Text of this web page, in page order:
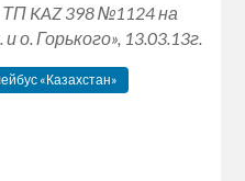
ТП KAZ 398 №1124 на
о. Горького», 13.03.13г.
«Казахстан»